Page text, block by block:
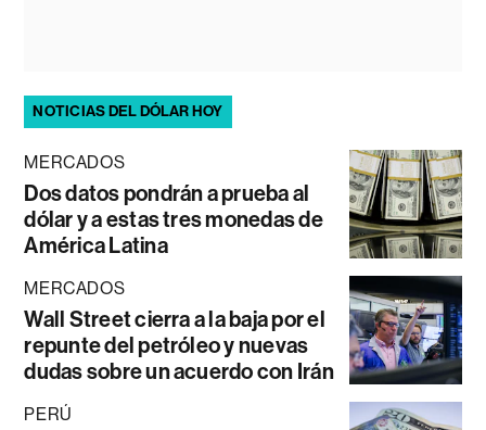
NOTICIAS DEL DÓLAR HOY
MERCADOS
Dos datos pondrán a prueba al
dólar y a estas tres monedas de
América Latina
MERCADOS
Wall Street cierra a la baja por el
repunte del petróleo y nuevas
dudas sobre un acuerdo con Irán
PERÚ